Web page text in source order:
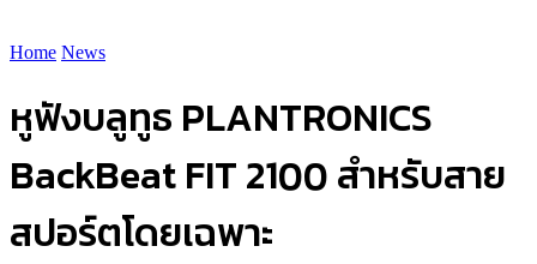
Home News
หูฟังบลูทูธ PLANTRONICS
BackBeat FIT 2100 สำหรับสาย
สปอร์ตโดยเฉพาะ